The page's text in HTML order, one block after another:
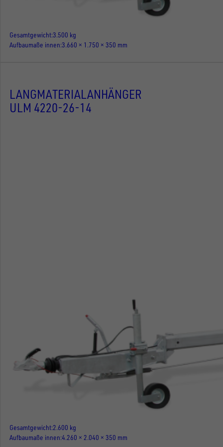
Gesamtgewicht3.500 kg
Aufbaumaße innen 3.660 × 1.750 × 350 mm
LANGMATERIALANHÄNGER
ULM 4220-26-14
Gesamtgewicht 2.600 kg
Aufbaumaße innen 4.260 × 2.040 × 350 mm